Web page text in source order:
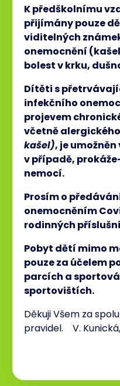
K předškolnímu
přijímány pouze
viditelných
onemocnění
bolest v krku,
Dítěti s
infekčního
projevem
včetně
kašel), je
v případě,
nemocí.
Prosím o
onemocněním
rodinných
Pobyt dětí mimo
pouze za účelem
parcích a
sportovištích.
Děkuji Všem za
pravidel. V.